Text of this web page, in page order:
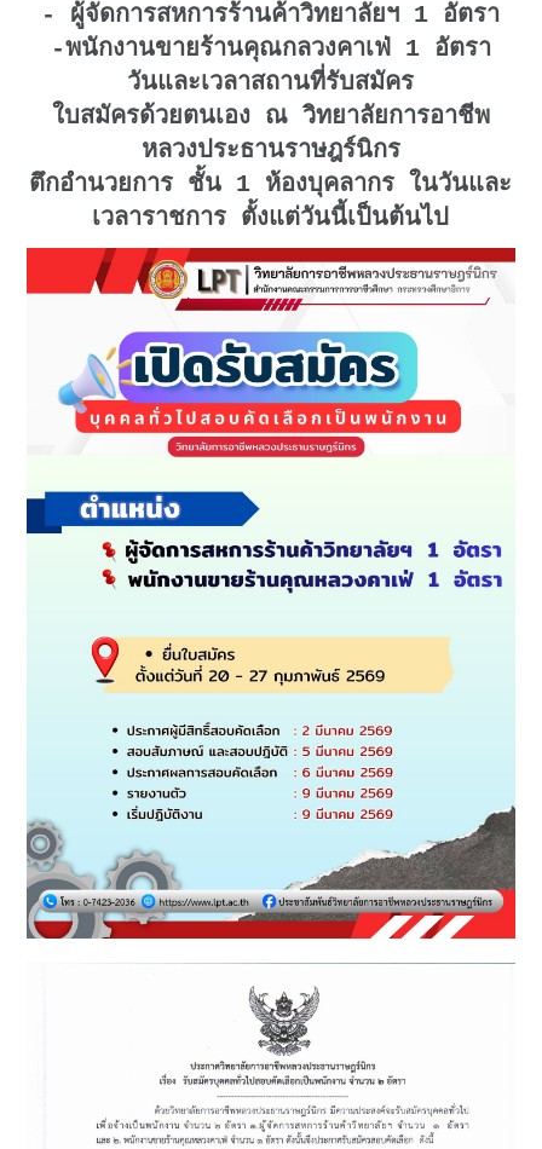
- ผู้จัดการสหการร้านค้าวิทยาลัยฯ 1 อัตรา
-พนักงานขายร้านคุณกลวงคาเฟ่ 1 อัตรา
วันและเวลาสถานที่รับสมัคร
ใบสมัครด้วยตนเอง ณ วิทยาลัยการอาชีพ
หลวงประธานราษฎร์นิกร
ตึกอำนวยการ ชั้น 1 ห้องบุคลากร ในวันและ
เวลาราชการ ตั้งแต่วันนี้เป็นต้นไป